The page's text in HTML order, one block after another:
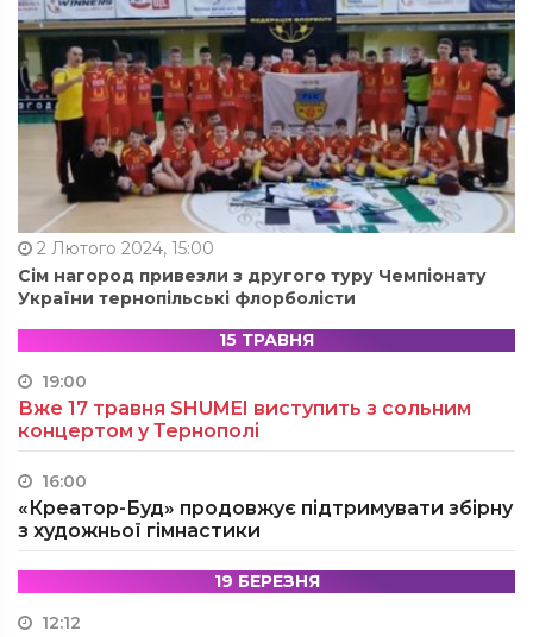
2 Лютого 2024, 15:00
Сім нагород привезли з другого туру Чемпіонату
України тернопільські флорболісти
15 ТРАВНЯ
19:00
Вже 17 травня SHUMEI виступить з сольним
концертом у Тернополі
16:00
«Креатор-Буд» продовжує підтримувати збірну
з художньої гімнастики
19 БЕРЕЗНЯ
12:12